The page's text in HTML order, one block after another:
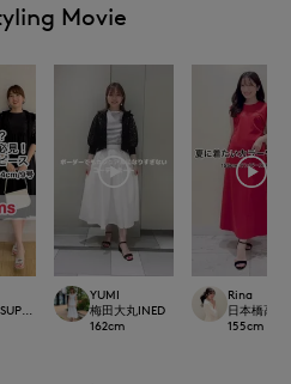
Movie
CLOSET GINZA
YUMI
梅田大丸INED
162cm
Rina
日本橋高
155cm